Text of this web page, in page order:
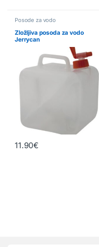
Posode za vodo
Zložljiva posoda za vodo
Jerrycan
11.90€